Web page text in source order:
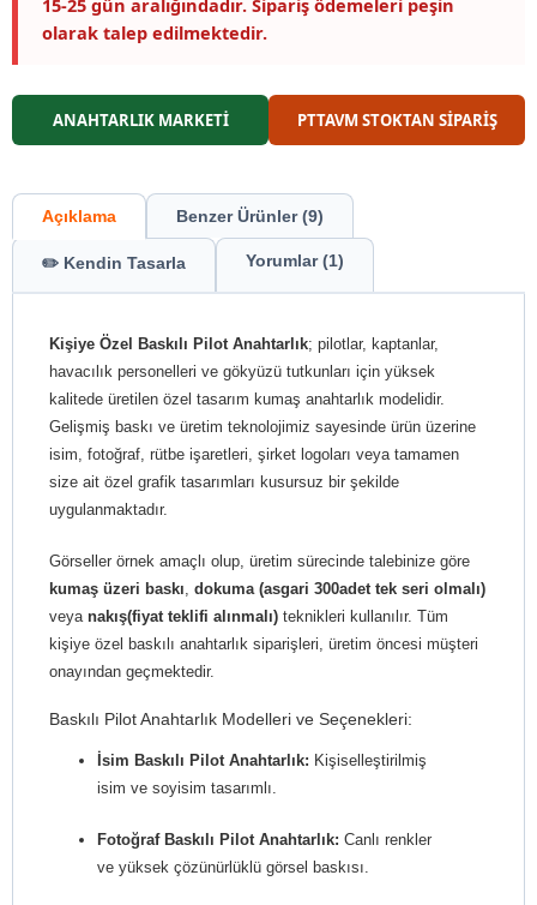
15-25 gün aralığındadır. Sipariş ödemeleri peşin
olarak talep edilmektedir.
ANAHTARLIK MARKETİ PTTAVM STOKTAN SİPARİŞ
Açıklama Benzer Ürünler (9)
✏️ Kendin Tasarla Yorumlar (1)
Kişiye Özel Baskılı Pilot Anahtarlık; pilotlar, kaptanlar,
havacılık personelleri ve gökyüzü tutkunları için yüksek
kalitede üretilen özel tasarım kumaş anahtarlık modelidir.
Gelişmiş baskı ve üretim teknolojimiz sayesinde ürün üzerine
isim, fotoğraf, rütbe işaretleri, şirket logoları veya tamamen
size ait özel grafik tasarımları kusursuz bir şekilde
uygulanmaktadır.
Görseller örnek amaçlı olup, üretim sürecinde talebinize göre
kumaş üzeri baskı, dokuma (asgari 300adet tek seri olmalı)
veya nakış(fiyat teklifi alınmalı) teknikleri kullanılır. Tüm
kişiye özel baskılı anahtarlık siparişleri, üretim öncesi müşteri
onayından geçmektedir.
Baskılı Pilot Anahtarlık Modelleri ve Seçenekleri:
İsim Baskılı Pilot Anahtarlık: Kişiselleştirilmiş
isim ve soyisim tasarımlı.
Fotoğraf Baskılı Pilot Anahtarlık: Canlı renkler
ve yüksek çözünürlüklü görsel baskısı.